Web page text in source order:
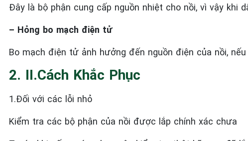
Đây là bộ phận cung cấp nguồn nhiệt cho nồi, vì vậy khi
– Hỏng bo mạch điện tử
Bo mạch điện tử ảnh hưởng đến nguồn điện của nồi,
2. II.Cách Khắc Phục
1.Đối với các lỗi nhỏ
Kiểm tra các bộ phận của nồi được lắp chính xác chưa